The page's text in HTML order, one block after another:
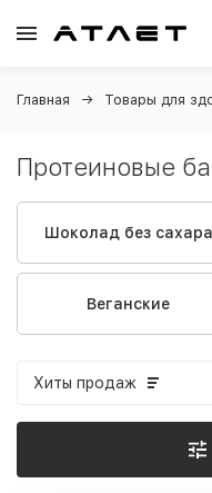
Главная Товары для
Протеиновые
Шоколад без сахара
Веганские
Хиты продаж